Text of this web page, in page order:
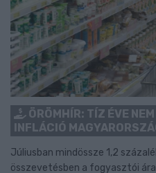
ÖRÖMHÍR: TÍZ ÉVE
INFLÁCIÓ
Júliusban mindössze 1,2
összevetésben a fogyasztói